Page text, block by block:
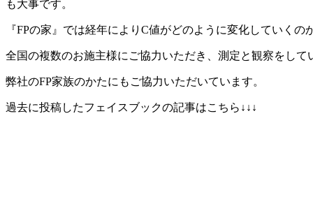
も大事です。
『FPの家』では経年によりC値がどのように変化していくの
全国の複数のお施主様にご協力いただき、測定と観察をして
弊社のFP家族のかたにもご協力いただいています。
過去に投稿したフェイスブックの記事はこちら↓↓↓